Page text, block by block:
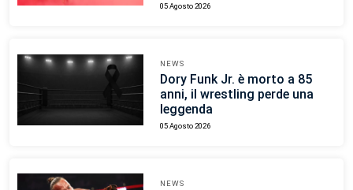
05 Agosto 2026
NEWS
Dory Funk Jr. è morto a 85
anni, il wrestling perde una
leggenda
05 Agosto 2026
NEWS